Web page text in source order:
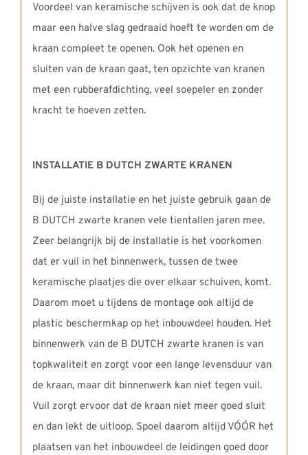
Voordeel van keramische schijven is ook dat de knop
maar een halve slag gedraaid hoeft te worden om de
kraan compleet te openen. Ook het openen en
sluiten van de kraan gaat, ten opzichte van kranen
met een rubberafdichting, veel soepeler en zonder
kracht te hoeven zetten.
INSTALLATIE B DUTCH ZWARTE KRANEN
Bij de juiste installatie en het juiste gebruik gaan de
B DUTCH zwarte kranen vele tientallen jaren mee.
Zeer belangrijk bij de installatie is het voorkomen
dat er vuil in het binnenwerk, tussen de twee
keramische plaatjes die over elkaar schuiven, komt.
Daarom moet u tijdens de montage ook altijd de
plastic beschermkap op het inbouwdeel houden. Het
binnenwerk van de B DUTCH zwarte kranen is van
topkwaliteit en zorgt voor een lange levensduur van
de kraan, maar dit binnenwerk kan niet tegen vuil.
Vuil zorgt ervoor dat de kraan niet meer goed sluit
en dan lekt de uitloop. Spoel daarom altijd VÓÓR het
plaatsen van het inbouwdeel de leidingen goed door